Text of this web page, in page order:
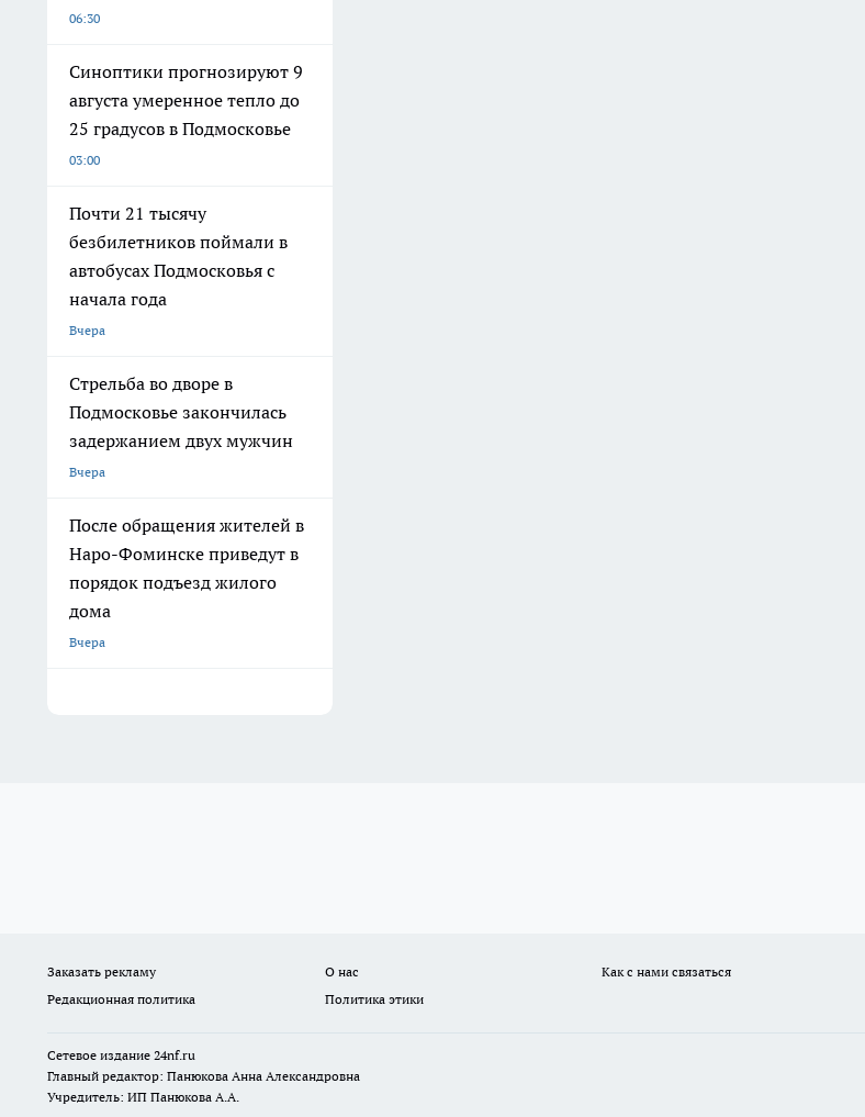
06:30
Синоптики прогнозируют 9
августа умеренное тепло до
25 градусов в Подмосковье
03:00
Почти 21 тысячу
безбилетников поймали в
автобусах Подмосковья с
начала года
Вчера
Стрельба во дворе в
Подмосковье закончилась
задержанием двух мужчин
Вчера
После обращения жителей в
Наро-Фоминске приведут в
порядок подъезд жилого
дома
Вчера
Заказать рекламу О нас
Как с нами связаться
Редакционная политика
Политика этики
Сетевое издание 24nf.ru
Главный редактор: Панюкова Анна Александровна
Учредитель: ИП Панюкова А.А.